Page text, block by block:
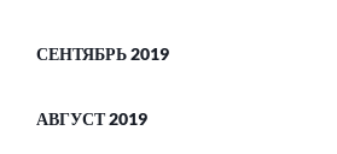
СЕНТЯБРЬ 2019
АВГУСТ 2019